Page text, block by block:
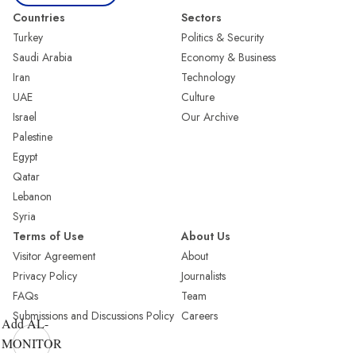
Countries
Turkey
Saudi Arabia
Iran
UAE
Israel
Palestine
Egypt
Qatar
Lebanon
Syria
Sectors
Politics & Security
Economy & Business
Technology
Culture
Our Archive
Terms of Use
Visitor Agreement
Privacy Policy
FAQs
Submissions and Discussions Policy
About Us
About
Journalists
Team
Careers
Add AL-
MONITOR